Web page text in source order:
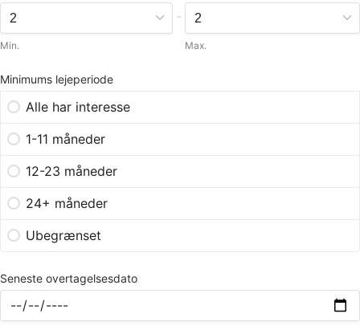
Min.
-
Max.
Minimums lejeperiode
Alle har interesse
1-11 måneder
12-23 måneder
24+ måneder
Ubegrænset
Seneste overtagelsesdato